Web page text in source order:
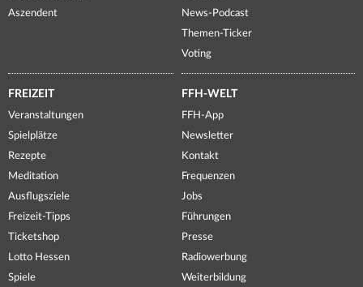
Aszendent
News-Podcast
Themen-Ticker
Voting
FREIZEIT
Veranstaltungen
Spielplätze
Rezepte
Meditation
Ausflugsziele
Freizeit-Tipps
Ticketshop
Lotto Hessen
Spiele
FFH-WELT
FFH-App
Newsletter
Kontakt
Frequenzen
Jobs
Führungen
Presse
Radiowerbung
Weiterbildung